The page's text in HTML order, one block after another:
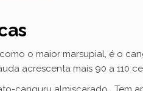
o maior marsupial, é o
acrescenta mais 90 a 110